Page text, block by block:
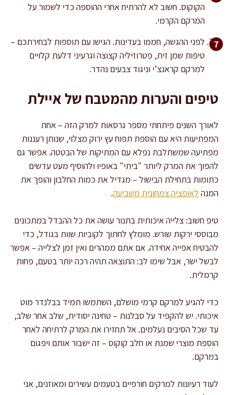
הקוקוס. חשוב לא להרתיח אחרי ההוספה כדי לשמור על
המרקם הקרמי.
לפני ההגשה, חממו בעדינות. הגישו עם תוספות לבחירתכם –
טיפות שמן זית, פטרוזיליה קצוצה וגרעיני דלעת קלויים
למרקם קראנצ’י וניגוד צבעים נהדר.
טיפים והערות מהמטבח של איילת
לאורך השנים פיתחתי מספר גרסאות למרק הזה – אחת
המפתיעות היא עם הוספת תפוח עץ ירוק מצלוי, שנותן רעננות
מפתיעה שמשתלבת נפלא עם המתיקות של הבטטה. אפשר גם
להפוך את המרק ליותר "ביתי" באופיו ולהוסיף מעט עדשים
כתומות בתחילת הבישול – מגדיל את כמות החלבון והופך את
המנה לאופציה צמחונית משביעה.
טיפ חשוב: צלייה איכותית בתנור עושה את כל ההבדל במתכונים
מבוססי ירקות שורש. מומלץ לחתוך לקוביות שוות בגודל, כדי
להבטיח אפייה אחידה. אם אתם ממהרים ואין זמן לצלייה – אפשר
לבשל ישר, אבל שימו לב: התוצאה תהיה רכה יותר בטעם, פחות
קרמלית.
כדי להגיע למרקם קרמי מושלם, השתמשו תמיד בבלנדר מוט
איכותי. יש להקפיד על סבלנות – טחינה יסודית, שלב אחר שלב,
עד שכל הסיבים נעלמים. אל תחזירו את המרק לרתיחה לאחר
הוספת מוצרי שמנת או חלב קוקוס – זה ישבור אותם ויפגום
במרקם.
לעוד רעיונות למרקים חורפיים בטעמים עשירים ומאוזנים, אני